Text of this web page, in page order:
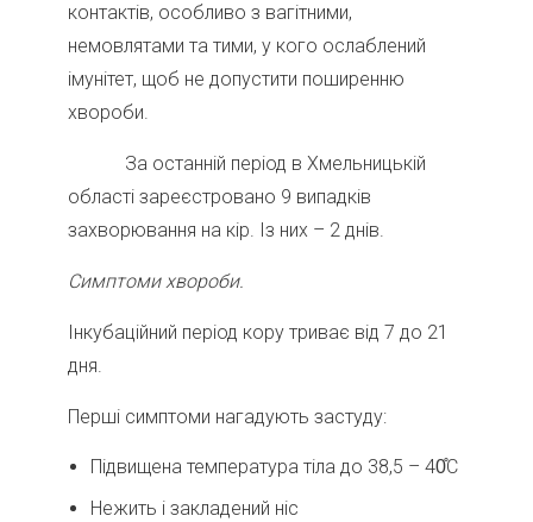
контактів, особливо з вагітними,
немовлятами та тими, у кого ослаблений
імунітет, щоб не допустити поширенню
хвороби.
За останній період в Хмельницькій
області зареєстровано 9 випадків
захворювання на кір. Із них – 2 днів.
Симптоми хвороби.
Інкубаційний період кору триває від 7 до 21
дня.
Перші симптоми нагадують застуду:
Підвищена температура тіла до 38,5 – 40̊С
Нежить і закладений ніс